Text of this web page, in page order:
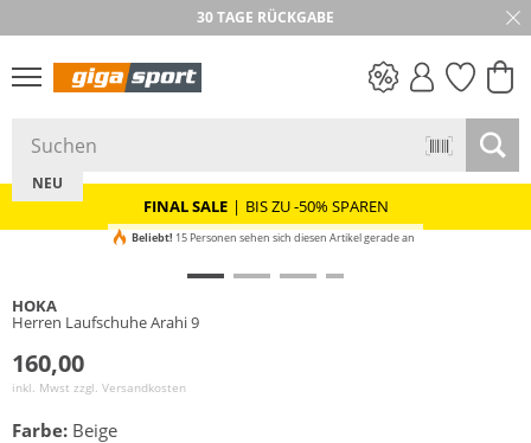
30 TAGE RÜCKGABE
PREIS & WERT
FINAL SALE | BIS ZU -50% SPAREN
NEU
Beliebt! 15 Personen sehen sich diesen Artikel gerade an
HOKA
Herren Laufschuhe Arahi 9
160,00
inkl. Mwst zzgl. Versandkosten
Farbe: Beige